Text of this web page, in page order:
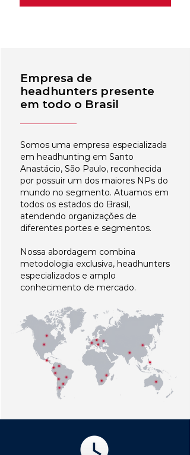
Empresa de
headhunters presente
em todo o Brasil
Somos uma empresa especializada
em headhunting em Santo
Anastácio, São Paulo, reconhecida
por possuir um dos maiores NPs do
mundo no segmento. Atuamos em
todos os estados do Brasil,
atendendo organizações de
diferentes portes e segmentos.
Nossa abordagem combina
metodologia exclusiva, headhunters
especializados e amplo
conhecimento de mercado.